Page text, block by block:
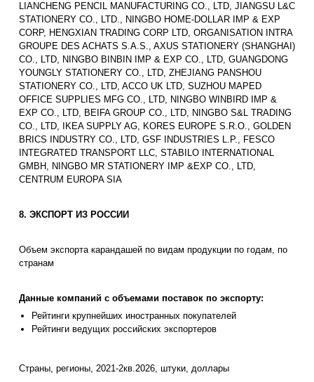
LIANCHENG PENCIL MANUFACTURING CO., LTD, JIANGSU L&С
STATIONERY CO., LTD., NINGBO HOME-DOLLAR IMP & EXP
CORP, HENGXIAN TRADING CORP LTD, ORGANISATION INTRA
GROUPE DES ACHATS S.A.S., AXUS STATIONERY (SHANGHAI)
CO., LTD, NINGBO BINBIN IMP & EXP CO., LTD, GUANGDONG
YOUNGLY STATIONERY CO., LTD, ZHEJIANG PANSHOU
STATIONERY CO., LTD, ACCO UK LTD, SUZHOU MAPED
OFFICE SUPPLIES MFG CO., LTD, NINGBO WINBIRD IMP &
EXP CO., LTD, BEIFA GROUP CO., LTD, NINGBO S&L TRADING
CO., LTD, IKEA SUPPLY AG, KORES EUROPE S.R.O., GOLDEN
BRICS INDUSTRY CO., LTD, GSF INDUSTRIES L.P., FESCO
INTEGRATED TRANSPORT LLC, STABILO INTERNATIONAL
GMBH, NINGBO MR STATIONERY IMP &EXP CO., LTD,
CENTRUM EUROPA SIA
8. ЭКСПОРТ ИЗ РОССИИ
Объем экспорта карандашей по видам продукции по годам, по
странам
Данные компаний с объемами поставок по экспорту:
Рейтинги крупнейших иностранных покупателей
Рейтинги ведущих российских экспортеров
Страны, регионы, 2021-2кв.2026, штуки, доллары